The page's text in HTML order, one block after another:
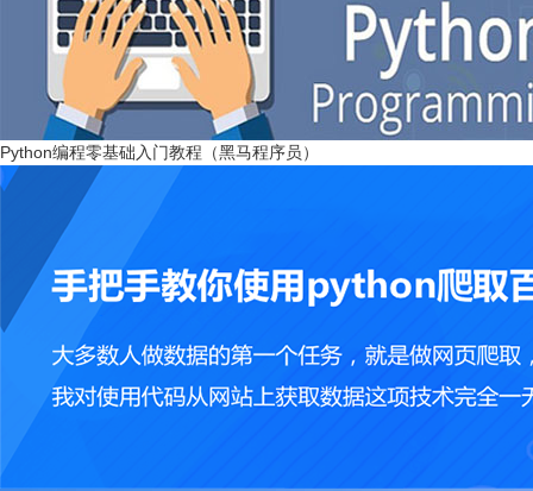
Python编程零基础入门教程（黑马程序员）